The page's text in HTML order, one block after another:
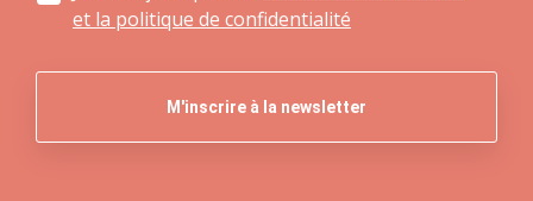
et la politique de confidentialité